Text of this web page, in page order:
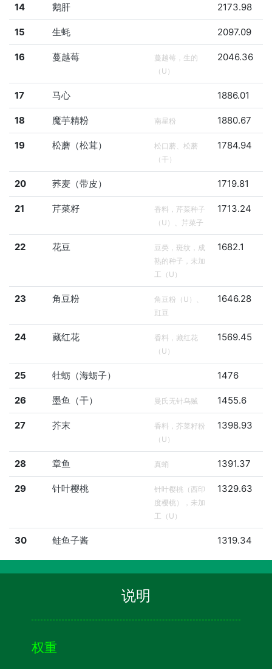
14 鹅肝 2173.98
15 生蚝 2097.09
16 蔓越莓
蔓越莓，生的
（U）
2046.36
17 马心 1886.01
18 魔芋精粉 南星粉 1880.67
19 松蘑（松茸）
松口蘑、松蘑
（干）
1784.94
20 荞麦（带皮） 1719.81
21 芹菜籽
香料，芹菜种子
（U）、芹菜子
1713.24
22 花豆
豆类，斑纹，成
熟的种子，未加
工（U）
1682.1
23 角豆粉
角豆粉（U）、
豇豆
1646.28
24 藏红花
香料，藏红花
（U）
1569.45
25 牡蛎（海蛎子） 1476
26 墨鱼（干） 曼氏无针乌贼 1455.6
27 芥末
香料，芥菜籽粉
（U）
1398.93
28 章鱼 真蛸 1391.37
29 针叶樱桃
针叶樱桃（西印
度樱桃），未加
工（U）
1329.63
30 鲑鱼子酱 1319.34
说明
权重